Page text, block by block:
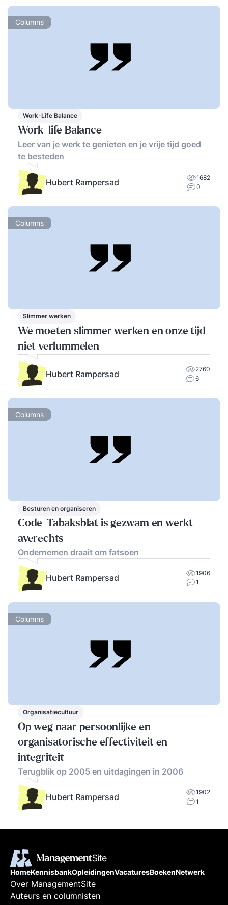
Columns
Work-Life Balance
Work-life Balance
Leer van je werk te genieten en je vrije tijd goed
te besteden
Hubert Rampersad
1682
0
Columns
Slimmer werken
We moeten slimmer werken en onze tijd
niet verlummelen
Hubert Rampersad
2760
6
Columns
Besturen en organiseren
Code-Tabaksblat is gezwam en werkt
averechts
Ondernemen draait om fatsoen
Hubert Rampersad
1906
1
Columns
Organisatiecultuur
Op weg naar persoonlijke en
organisatorische effectiviteit en
integriteit
Terugblik op 2005 en uitdagingen in 2006
Hubert Rampersad
1902
1
HomeKennisbankOpleidingenVacaturesBoekenNetwerk
Over ManagementSite
Auteurs en columnisten